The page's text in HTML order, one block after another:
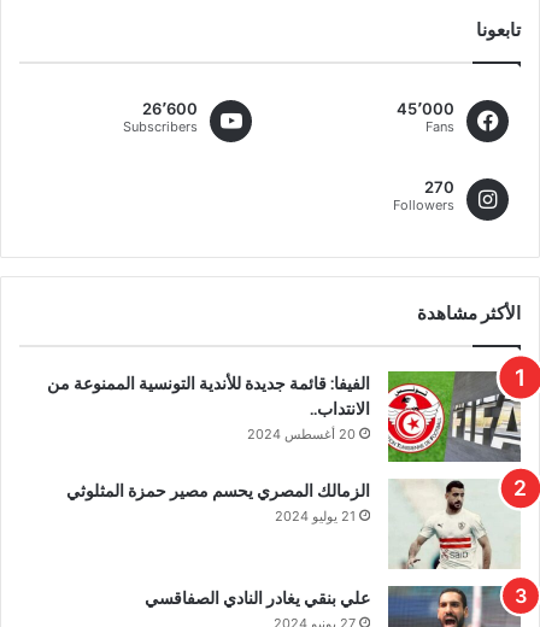
تابعونا
45٬000
Fans
26٬600
Subscribers
270
Followers
الأكثر مشاهدة
الفيفا: قائمة جديدة للأندية التونسية الممنوعة من
الانتداب..
20 أغسطس 2024
الزمالك المصري يحسم مصير حمزة المثلوثي
21 يوليو 2024
علي بنقي يغادر النادي الصفاقسي